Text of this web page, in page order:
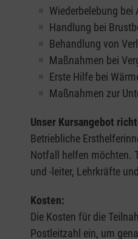
Wiederbelebung bei
Handlung bei
Behandlung von
Maßnahmen bei
Erste Hilfe bei
Maßnahmen zur
Unser Kursangebot
Betriebliche
Notfall helfen möchten.
und -leiter, Lehrkräfte
Kosten:
Die Kosten für die
Postleitzahl ein, um